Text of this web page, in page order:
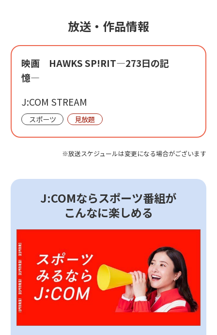
放送・作品情報
映画 HAWKS SP!RIT―273日の記
憶―
J:COM STREAM
スポーツ 見放題
※放送スケジュールは変更になる場合がございます
J:COMならスポーツ番組が
こんなに楽しめる